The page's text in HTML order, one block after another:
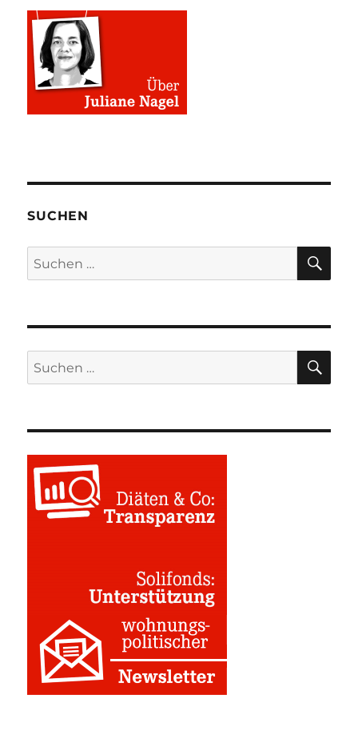
SUCHEN
Suchen
nach:
Suchen
nach: